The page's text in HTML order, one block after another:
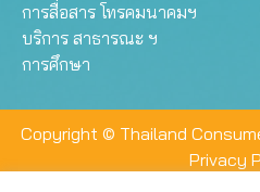
การสื่อสาร โทรคมนาคมฯ
บริการ สาธารณะ ฯ
การศึกษา
Copyright © Thailand
Privacy